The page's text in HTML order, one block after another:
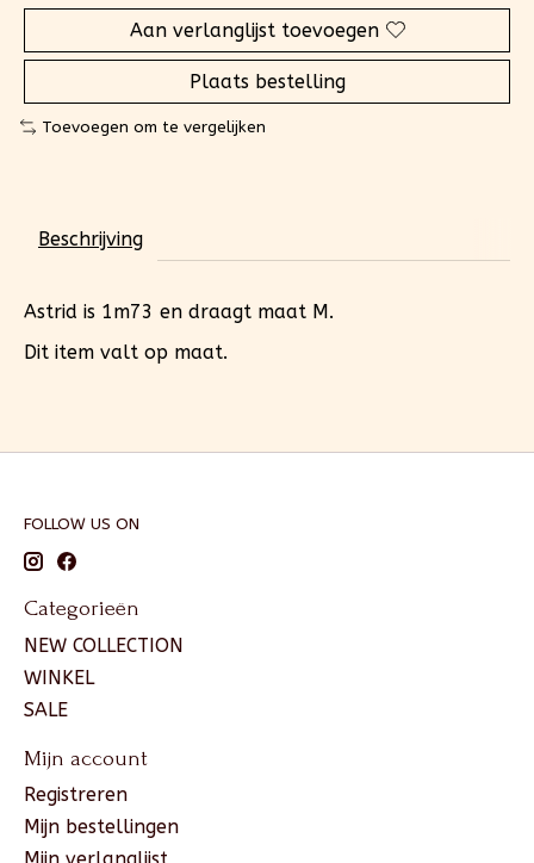
Aan verlanglijst toevoegen
Plaats bestelling
Toevoegen om te vergelijken
Beschrijving
Astrid is 1m73 en draagt maat M.
Dit item valt op maat.
FOLLOW US ON
Categorieën
NEW COLLECTION
WINKEL
SALE
Mijn account
Registreren
Mijn bestellingen